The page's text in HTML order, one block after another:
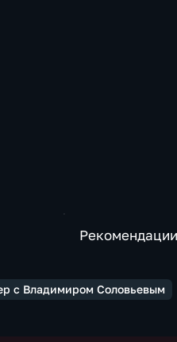
Рекомендации
с Владимиром Соловьевым